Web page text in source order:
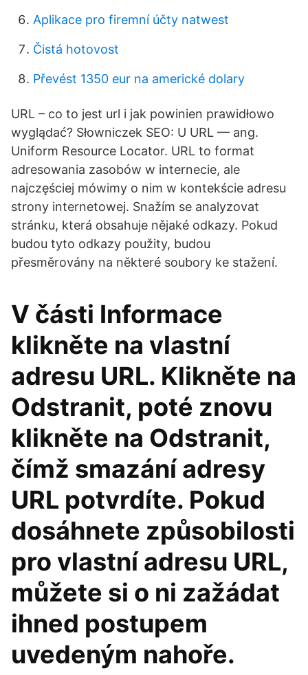
Aplikace pro firemní účty natwest
Čistá hotovost
Převést 1350 eur na americké dolary
URL – co to jest url i jak powinien prawidłowo
wyglądać? Słowniczek SEO: U URL — ang.
Uniform Resource Locator. URL to format
adresowania zasobów w internecie, ale
najczęściej mówimy o nim w kontekście adresu
strony internetowej. Snažím se analyzovat
stránku, která obsahuje nějaké odkazy. Pokud
budou tyto odkazy použity, budou
přesměrovány na některé soubory ke stažení.
V části Informace
klikněte na vlastní
adresu URL. Klikněte na
Odstranit, poté znovu
klikněte na Odstranit,
čímž smazání adresy
URL potvrdíte. Pokud
dosáhnete způsobilosti
pro vlastní adresu URL,
můžete si o ni zažádat
ihned postupem
uvedeným nahoře.